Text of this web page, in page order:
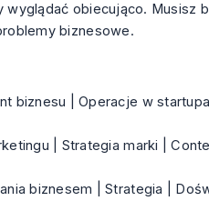
wyglądać obiecująco. Musisz
biznesowe.
biznesu | Operacje w
| Strategia marki |
biznesem | Strategia |